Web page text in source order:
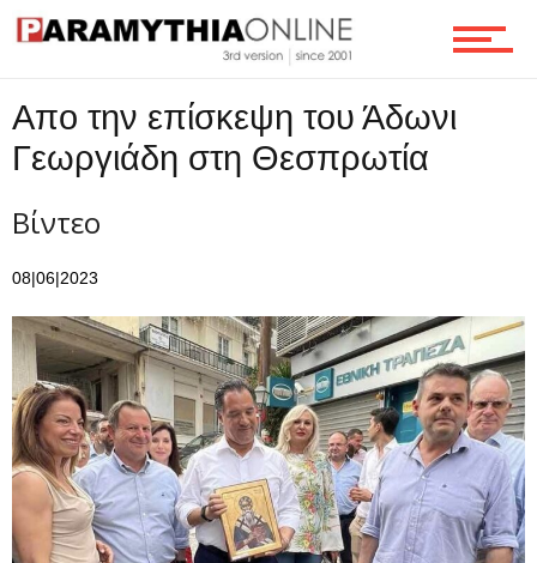
Απο την επίσκεψη του Άδωνι
Γεωργιάδη στη Θεσπρωτία
Βίντεο
08|06|2023